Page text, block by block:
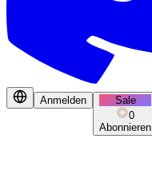
Anmelden
Sale
0
Abonnieren